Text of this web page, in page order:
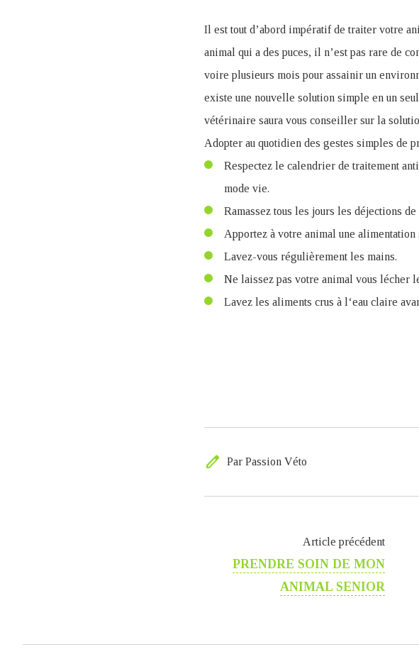
Il est tout d’abord impératif de traiter votre
animal qui a des puces, il n’est pas rare de
voire plusieurs mois pour assainir un
existe une nouvelle solution simple en un
vétérinaire saura vous conseiller sur la
Adopter au quotidien des gestes simples de
Respectez le calendrier de traitement
mode vie.
Ramassez tous les jours les déjections
Apportez à votre animal une
Lavez-vous régulièrement les mains.
Ne laissez pas votre animal vous lécher
Lavez les aliments crus à l‘eau claire
edit Par Passion Véto
Article précédent
PRENDRE SOIN DE MON
ANIMAL SENIOR